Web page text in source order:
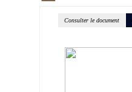
Consulter le document